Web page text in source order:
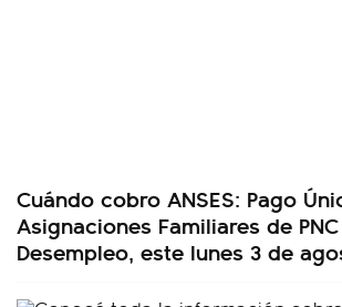
Cuándo cobro ANSES: Pago
Asignaciones Familiares de
Desempleo, este lunes 3 de